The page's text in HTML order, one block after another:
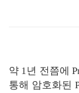
약 1년 전쯤에
통해 암호화된